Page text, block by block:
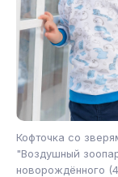
Кофточка со
"Воздушный
новорождённого